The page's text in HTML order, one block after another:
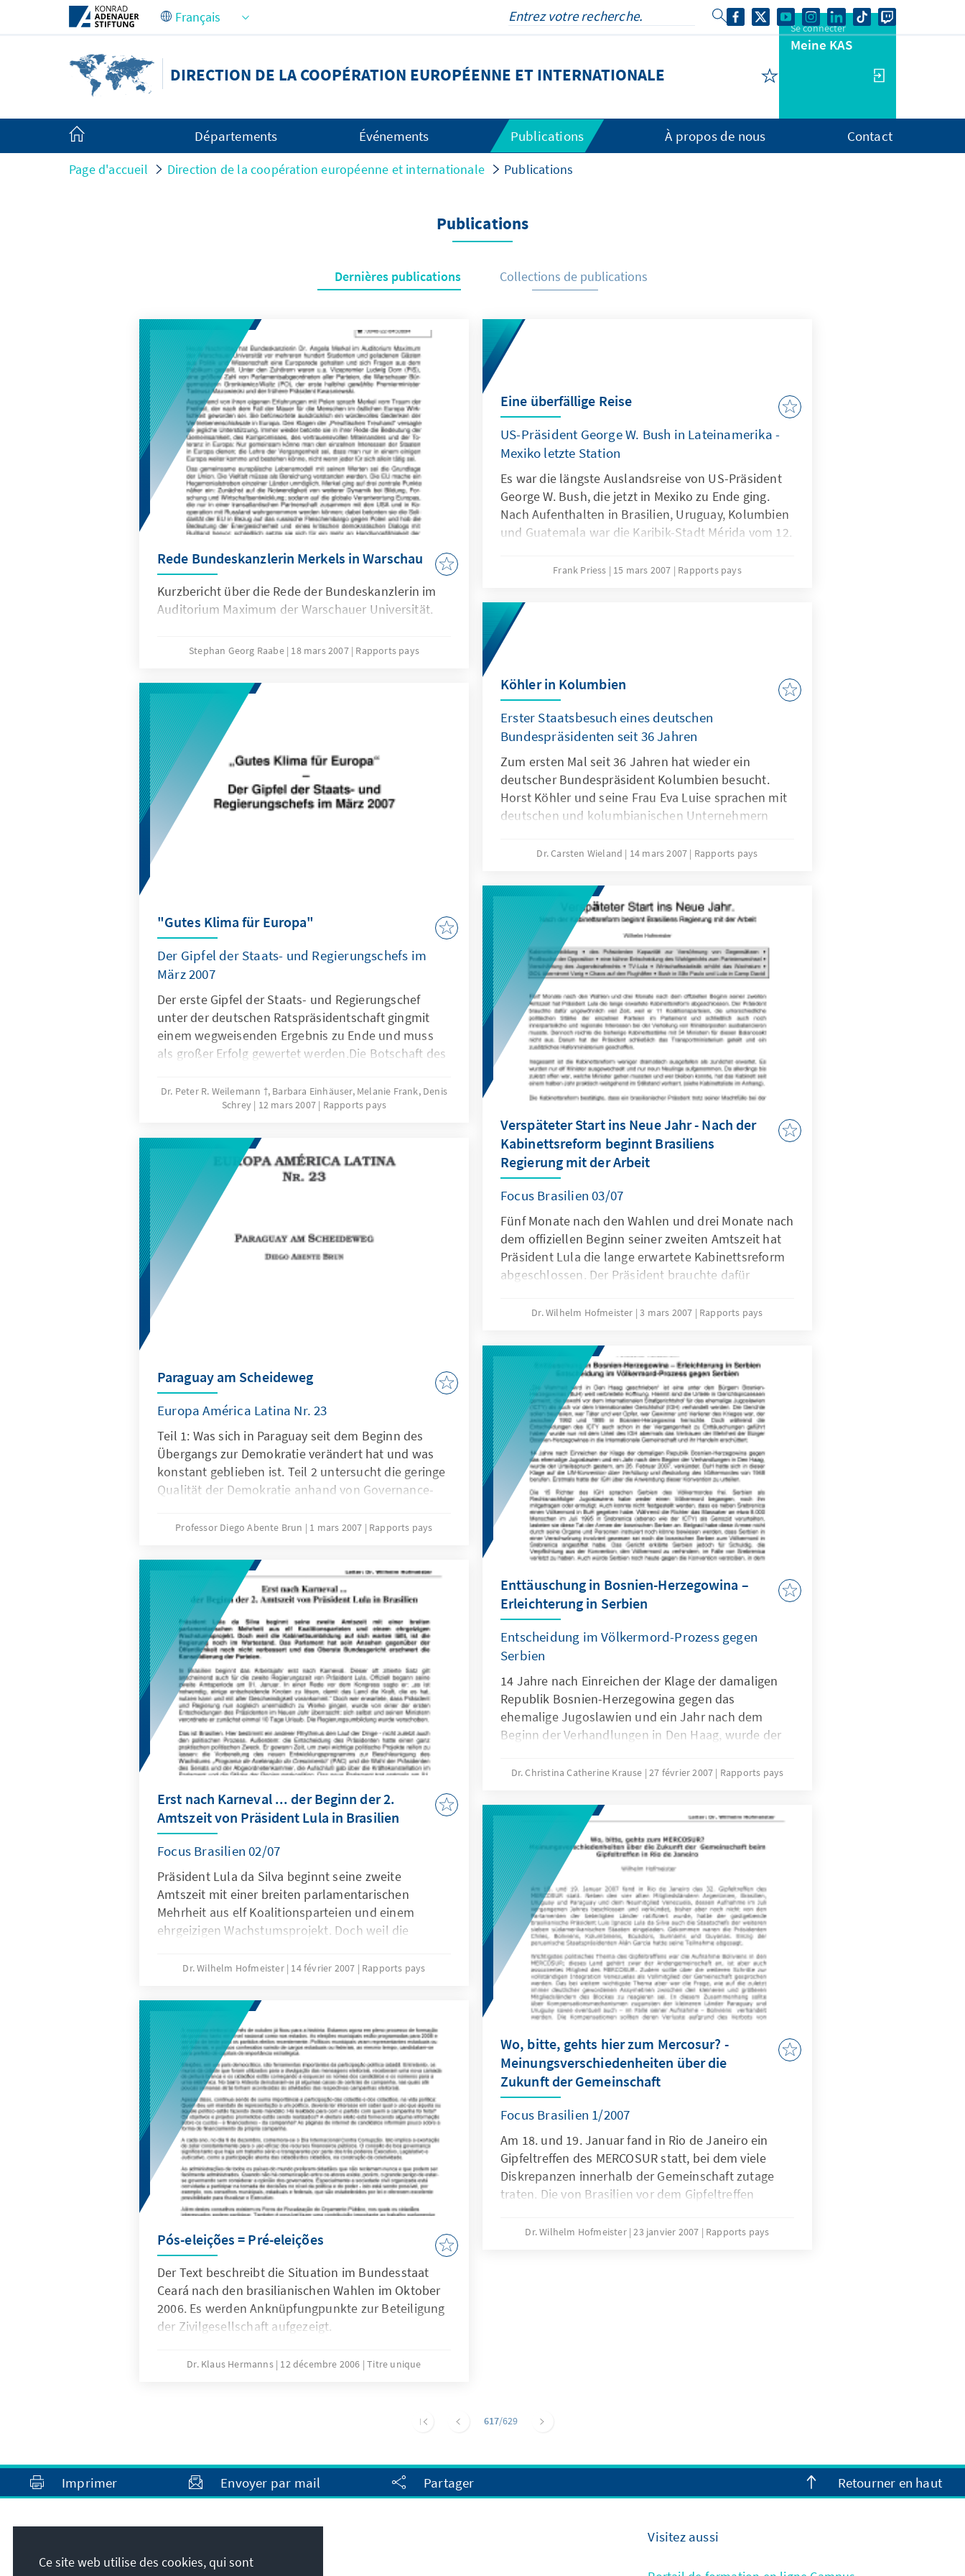
Saut au contenu principal
DIRECTION DE LA COOPÉRATION EUROPÉENNE ET INTERNATIONALE
Se connecter
Meine KAS
Départements Événements Publications À propos de nous Contact
Page d'accueil Direction de la coopération européenne et internationale Publications
Publications
Dernières publications Collections de publications
Rede Bundeskanzlerin Merkels in Warschau
Kurzbericht über die Rede der Bundeskanzlerin im
Auditorium Maximum der Warschauer Universität.
Stephan Georg Raabe 18 mars 2007 Rapports pays
Eine überfällige Reise
US-Präsident George W. Bush in Lateinamerika -
Mexiko letzte Station
Es war die längste Auslandsreise von US-Präsident
George W. Bush, die jetzt in Mexiko zu Ende ging.
Nach Aufenthalten in Brasilien, Uruguay, Kolumbien
und Guatemala war die Karibik-Stadt Mérida vom 12.
mexikanischen Präsidenten Felipe Calderón. Für
Amtszeit und das erste offizielle Treffen mit seinem
neuen mexikanischen Amtskollegen. Konkrete
Ergebnisse für die bilateralen Beziehungen hat es
kaum gegeben, eher war die Reise selbst das
Zeichen.
Frank Priess 15 mars 2007 Rapports pays
Köhler in Kolumbien
Erster Staatsbesuch eines deutschen
Bundespräsidenten seit 36 Jahren
Zum ersten Mal seit 36 Jahren hat wieder ein
deutscher Bundespräsident Kolumbien besucht.
Horst Köhler und seine Frau Eva Luise sprachen mit
deutschen und kolumbianischen Unternehmern
Entwicklungszusammenarbeit im Land, darunter
Dr. Carsten Wieland 14 mars 2007 Rapports pays
"Gutes Klima für Europa"
Der Gipfel der Staats- und Regierungschefs im
März 2007
Der erste Gipfel der Staats- und Regierungschef
unter der deutschen Ratspräsidentschaft gingmit
einem wegweisenden Ergebnis zu Ende und muss
als großer Erfolg gewertet werden.Die Botschaft des
Vorreiter undVorbild bei der Bewältigung einer der
größten Herausforderungen unseres Planeten:
vorhersehbaren sondern bereits
spürbarenKonsequenzen für unsere Umwelt und
letztlich auch unser Gesellschaftsmodell. 2.
DieEntscheidung für ein Wende in der Klimapolitik
birgt sicherlich erhebliche Kosten,bietet
volkswirtschaftlich aber eine enorme Chance: Den
Einstieg in die „drittetechnologische Revolution“.
Dr. Peter R. Weilemann †, Barbara Einhäuser, Melanie Frank, Denis
Schrey
12 mars 2007 Rapports pays
Verspäteter Start ins Neue Jahr - Nach der
Kabinettsreform beginnt Brasiliens
Regierung mit der Arbeit
Focus Brasilien 03/07
Fünf Monate nach den Wahlen und drei Monate nach
dem offiziellen Beginn seiner zweiten Amtszeit hat
Präsident Lula die lange erwartete Kabinettsreform
abgeschlossen. Der Präsident brauchte dafür
die unterschiedliche politischen Stärke der
auch noch innerparteiliche und regionale Interessen
bei der Verteilung von Ministerposten
ausbalancieren musste.
Dr. Wilhelm Hofmeister 3 mars 2007 Rapports pays
Paraguay am Scheideweg
Europa América Latina Nr. 23
Teil 1: Was sich in Paraguay seit dem Beginn des
Übergangs zur Demokratie verändert hat und was
konstant geblieben ist. Teil 2 untersucht die geringe
Qualität der Demokratie anhand von Governance-
der Wahrnehmung der Bürger. Im 3. Teil wird die
das sei vorweg genommen – die Schieflage der
Demokratie in Paraguay erklären. Teil 4 geht der
Charakteristik des politischen Prozesses in Paraguay
genauer auf den Grund. Im letzten Teil werden die
möglichen Zukunftsszenarien analysiert.
Professor Diego Abente Brun 1 mars 2007 Rapports pays
Enttäuschung in Bosnien-Herzegowina –
Erleichterung in Serbien
Entscheidung im Völkermord-Prozess gegen
Serbien
14 Jahre nach Einreichen der Klage der damaligen
Republik Bosnien-Herzegowina gegen das
ehemalige Jugoslawien und ein Jahr nach dem
Beginn der Verhandlungen in Den Haag, wurde der
BuH hatte sich in dieser Klage auf die UN-
Völkermordes von 1948 berufen. Erstmals hatte der
IGH über die Anwendung dieser Konvention zu
urteilen. Die 15 Richter des IGH sprachen Serbien
des Völkermordes frei.
Dr. Christina Catherine Krause 27 février 2007 Rapports pays
Erst nach Karneval ... der Beginn der 2.
Amtszeit von Präsident Lula in Brasilien
Focus Brasilien 02/07
Präsident Lula da Silva beginnt seine zweite
Amtszeit mit einer breiten parlamentarischen
Mehrheit aus elf Koalitionsparteien und einem
ehrgeizigen Wachstumsprojekt. Doch weil die
Regierung noch im Wartestand. Das Parlament hat
nicht verbessert und das Oberste Bundesgericht
erschwert die Konsolidierung der Parteien.
Dr. Wilhelm Hofmeister 14 février 2007 Rapports pays
Wo, bitte, gehts hier zum Mercosur? -
Meinungsverschiedenheiten über die
Zukunft der Gemeinschaft
Focus Brasilien 1/2007
Am 18. und 19. Januar fand in Rio de Janeiro ein
Gipfeltreffen des MERCOSUR statt, bei dem viele
Diskrepanzen innerhalb der Gemeinschaft zutage
traten. Die von Brasilien vor dem Gipfeltreffen
vollzogen.
Dr. Wilhelm Hofmeister 23 janvier 2007 Rapports pays
Pós-eleições = Pré-eleições
Der Text beschreibt die Situation im Bundesstaat
Ceará nach den brasilianischen Wahlen im Oktober
2006. Es werden Anknüpfungpunkte zur Beteiligung
der Zivilgesellschaft aufgezeigt.
Dr. Klaus Hermanns 12 décembre 2006 Titre unique
617/629
Imprimer Envoyer par mail Partager Retourner en haut
Visitez aussi
Ce site web utilise des cookies, qui sont